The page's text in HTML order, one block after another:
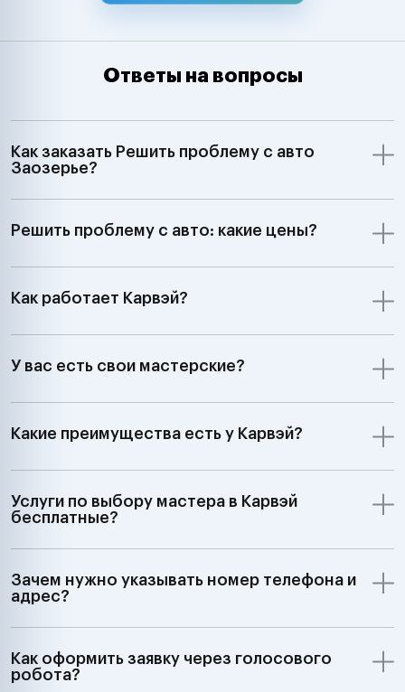
Ответы на вопросы
Как заказать Решить проблему с авто
Заозерье?
Решить проблему с авто: какие цены?
Как работает Карвэй?
У вас есть свои мастерские?
Какие преимущества есть у Карвэй?
Услуги по выбору мастера в Карвэй
бесплатные?
Зачем нужно указывать номер телефона и
адрес?
Как оформить заявку через голосового
робота?